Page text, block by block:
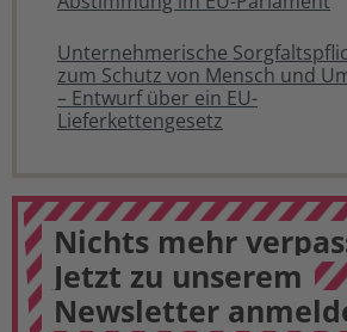
Unternehmerische
zum Schutz von Mensch und
– Entwurf über ein EU-
Lieferkettengesetz
Nichts mehr
Jetzt zu unserem
Newsletter